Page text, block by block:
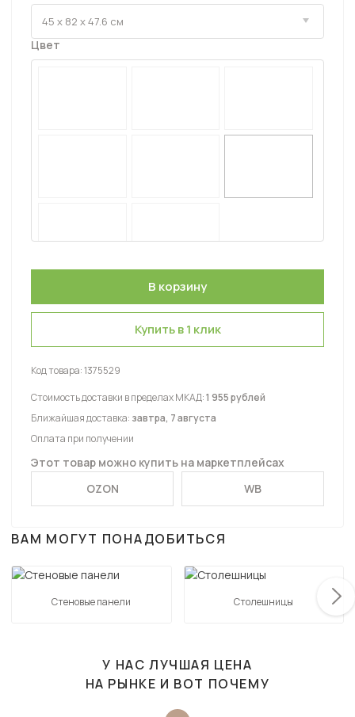
Цвет
Купить в 1 клик
Код товара:1375529
Стоимость доставки в пределах МКАД:1 955 рублей
Ближайшая доставка: завтра, 7 августа
Оплата при получении
Этот товар можно купить на маркетплейсах
OZON
WB
ВАМ МОГУТ ПОНАДОБИТЬСЯ
Стеновые панели Столешницы
У НАС ЛУЧШАЯ ЦЕНА
НА РЫНКЕ И ВОТ ПОЧЕМУ